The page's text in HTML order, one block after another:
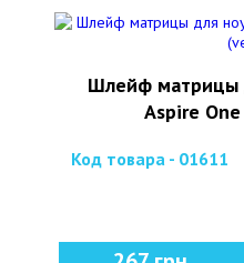
Шлейф матрицы
Aspire
Код товара - 01611